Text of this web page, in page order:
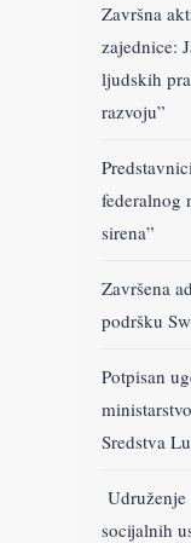
Završna
zajednice:
ljudskih
razvoju”
federalnog
sirena”
Završena
podršku
Potpisan
Sredstva
Udruženje
socijalnih